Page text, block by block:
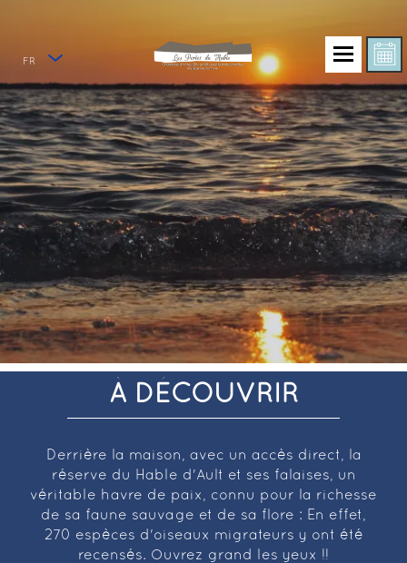
FR
À DÉCOUVRIR
Derrière la maison, avec un accès direct, la
réserve du Hable d'Ault et ses falaises, un
véritable havre de paix, connu pour la richesse
de sa faune sauvage et de sa flore : En effet,
270 espèces d'oiseaux migrateurs y ont été
recensés. Ouvrez grand les yeux !!